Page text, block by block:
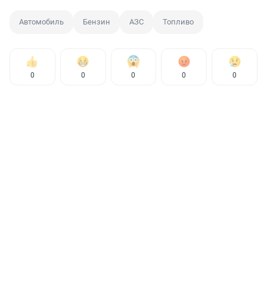
Автомобиль Бензин АЗС Топливо
0 0 0 0 0